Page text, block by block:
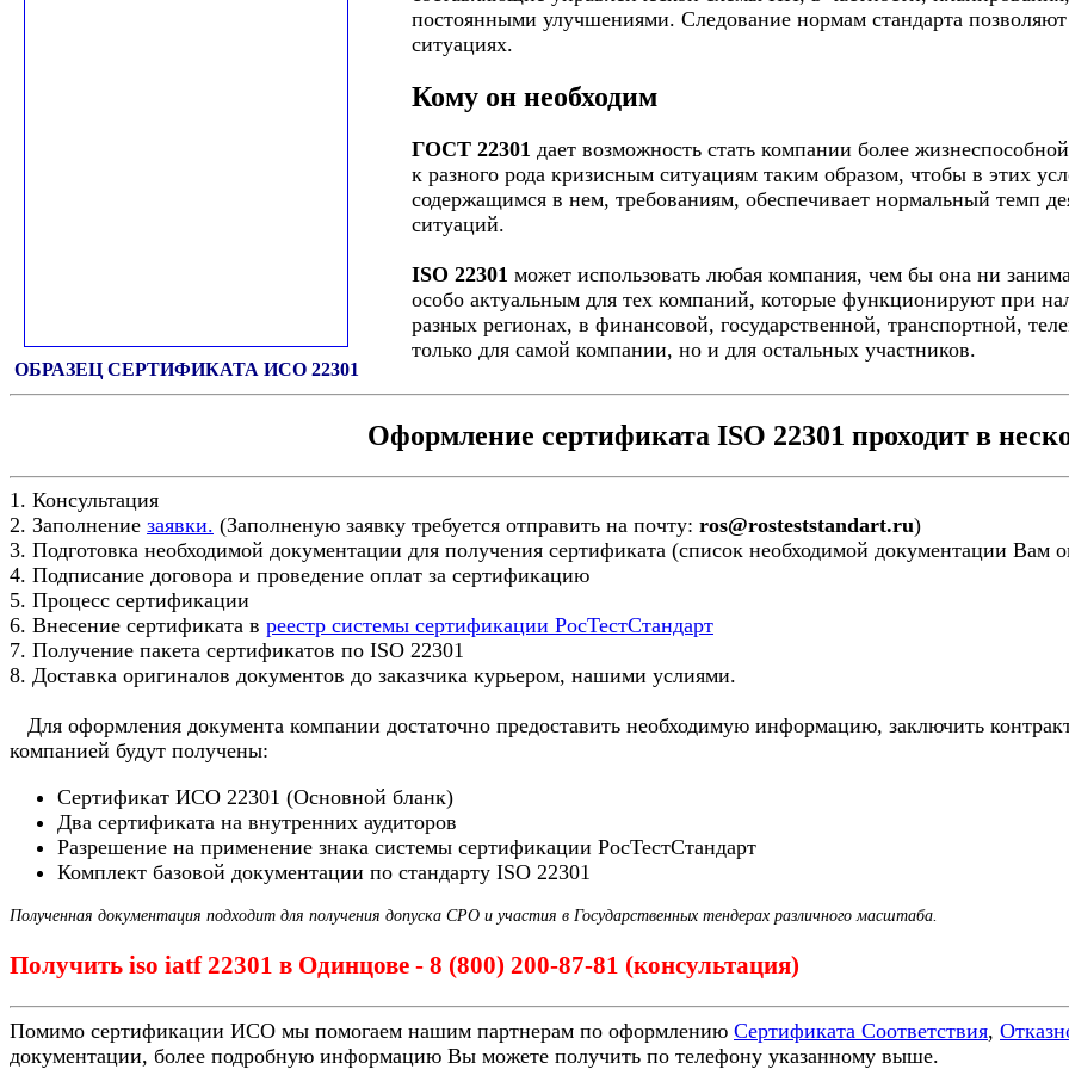
ОБРАЗЕЦ СЕРТИФИКАТА ИСО 22301
постоянными улучшениями. Следование нормам стандарта позволяют
ситуациях.
Кому он необходим
ГОСТ 22301 дает возможность стать компании более
к разного рода кризисным ситуациям таким образом, чтобы в этих
содержащимся в нем, требованиям, обеспечивает нормальный темп
ситуаций.
ISO 22301 может использовать любая компания, чем бы она ни
особо актуальным для тех компаний, которые функционируют при
разных регионах, в финансовой, государственной, транспортной,
только для самой компании, но и для остальных участников.
Оформление сертификата ISO 22301 проходит в
1. Консультация
2. Заполнение заявки. (Заполненую заявку требуется отправить на почту: ros@rosteststandart.ru)
3. Подготовка необходимой документации для получения сертификата (список необходимой документации Вам
4. Подписание договора и проведение оплат за сертификацию
5. Процесс сертификации
6. Внесение сертификата в реестр системы сертификации РосТестСтандарт
7. Получение пакета сертификатов по ISO 22301
8. Доставка оригиналов документов до заказчика курьером, нашими услиями.
Для оформления документа компании достаточно предоставить необходимую информацию, заключить
компанией будут получены:
Сертификат ИСО 22301 (Основной бланк)
Два сертификата на внутренних аудиторов
Разрешение на применение знака системы сертификации РосТестСтандарт
Комплект базовой документации по стандарту ISO 22301
Полученная документация подходит для получения допуска СРО и участия в Государственных тендерах различного масштаба.
Получить iso iatf 22301 в Одинцове - 8 (800) 200-87-81 (консультация)
Помимо сертификации ИСО мы помогаем нашим партнерам по оформлению Сертификата Соответствия,
документации, более подробную информацию Вы можете получить по телефону указанному выше.